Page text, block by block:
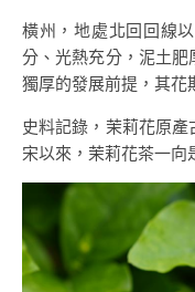
橫州，地處北回回線
分、光熱充分，泥土
獨厚的發展前提，其花
史料記錄，茉莉花原產
宋以來，茉莉花茶一向